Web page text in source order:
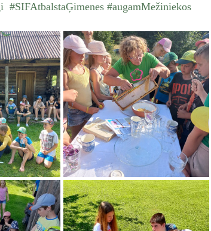
#SIFAtbalstaĢimenes #augamMežiniekos